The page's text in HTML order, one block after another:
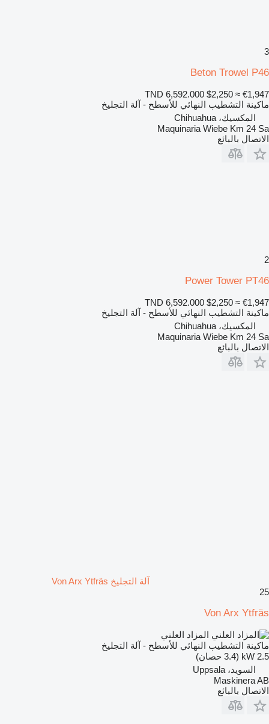
3
Beton Trowel P46
TND 6,592.000 $2,250 ≈ €1,947
ماكينة التشطيب النهائي للأسطح - آلة التجليخ
المكسيك، Chihuahua
Maquinaria Wiebe Km 24 Sa
الاتصال بالبائع
2
Power Tower PT46
TND 6,592.000 $2,250 ≈ €1,947
ماكينة التشطيب النهائي للأسطح - آلة التجليخ
المكسيك، Chihuahua
Maquinaria Wiebe Km 24 Sa
الاتصال بالبائع
آلة التجليخ Von Arx Ytfräs
25
Von Arx Ytfräs
المزاد العلني
ماكينة التشطيب النهائي للأسطح - آلة التجليخ
2.5 kW (3.4 حصان)
السويد، Uppsala
Maskinera AB
الاتصال بالبائع